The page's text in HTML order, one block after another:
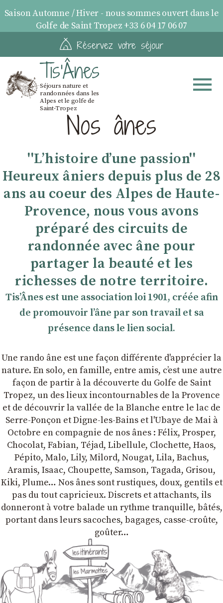
Saison Automne / Hiver - nous sommes ouvert dans le
Golfe de Saint Tropez +33 6 04 17 06 07
Réservez votre séjour
Tis'Ânes
Séjours nature et
randonnées dans les
Alpes et le golfe de
Saint-TropezNos ânes
''Lʼhistoire dʼune passion''
Heureux âniers depuis plus de 28
ans au coeur des Alpes de Haute-
Provence, nous vous avons
préparé des circuits de
randonnée avec âne pour
partager la beauté et les
richesses de notre territoire.
TisʼÂnes est une association loi 1901, créée afin
de promouvoir lʼâne par son travail et sa
présence dans le lien social.
Une rando âne est une façon différente d'apprécier la
nature. En solo, en famille, entre amis, cʼest une autre
façon de partir à la découverte du Golfe de Saint
Tropez, un des lieux incontournables de la Provence
et de découvrir la vallée de la Blanche entre le lac de
Serre-Ponçon et Digne-les-Bains et l'Ubaye de Mai à
Octobre en compagnie de nos ânes : Félix, Prosper,
Chocolat, Fabian, Téjad, Libellule, Clochette, Haos,
Pépito, Malo, Lily, Milord, Nougat, Lila, Bachus,
Aramis, Isaac, Choupette, Samson, Tagada, Grisou,
Kiki, Plume… Nos ânes sont rustiques, doux, gentils et
pas du tout capricieux. Discrets et attachants, ils
donneront à votre balade un rythme tranquille, bâtés,
portant dans leurs sacoches, bagages, casse-croûte,
goûter…